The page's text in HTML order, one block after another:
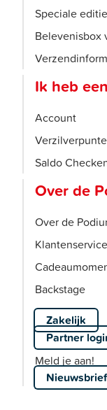
Speciale
Belevenisbox
Ik heb
Account
Saldo
Over de
Over de
Klantenservice
Backstage
Zakelijk
Partner
Meld je aan!
Nieuwsbrief